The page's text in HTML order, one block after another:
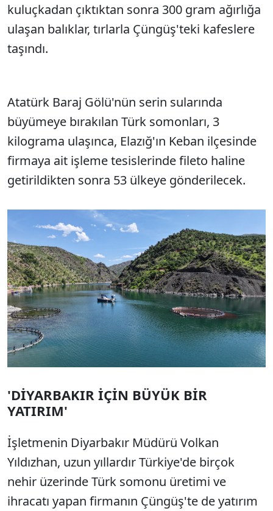
kuluçkadan çıktıktan sonra 300 gram ağırlığa
ulaşan balıklar, tırlarla Çüngüş'teki kafeslere
taşındı.
Atatürk Baraj Gölü'nün serin sularında
büyümeye bırakılan Türk somonları, 3
kilograma ulaşınca, Elazığ'ın Keban ilçesinde
firmaya ait işleme tesislerinde fileto haline
getirildikten sonra 53 ülkeye gönderilecek.
'DİYARBAKIR İÇİN BÜYÜK BİR
YATIRIM'
İşletmenin Diyarbakır Müdürü Volkan
Yıldızhan, uzun yıllardır Türkiye'de birçok
nehir üzerinde Türk somonu üretimi ve
ihracatı yapan firmanın Çüngüş'te de yatırım